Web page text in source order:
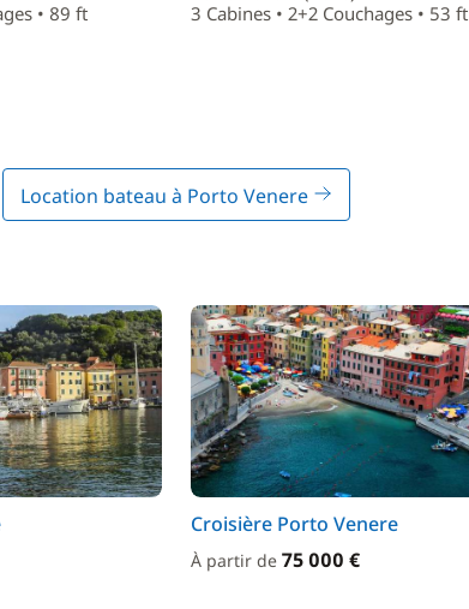
• 89 ft
3 Cabines • 2+2 Couchages • 53 ft
Location bateau à Porto Venere
Croisière Porto Venere
À partir de 75 000 €